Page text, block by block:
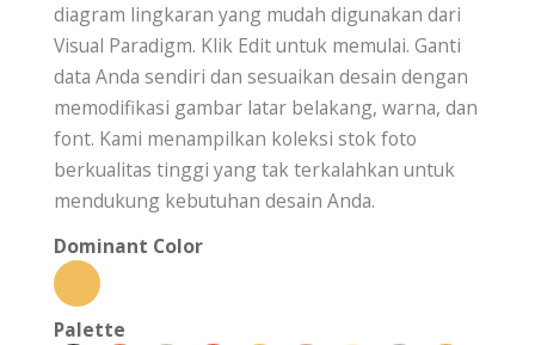
diagram lingkaran yang mudah digunakan dari
Visual Paradigm. Klik Edit untuk memulai. Ganti
data Anda sendiri dan sesuaikan desain dengan
memodifikasi gambar latar belakang, warna, dan
font. Kami menampilkan koleksi stok foto
berkualitas tinggi yang tak terkalahkan untuk
mendukung kebutuhan desain Anda.
Dominant Color
Palette